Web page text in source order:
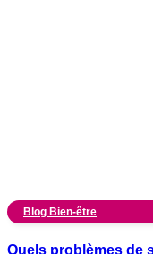
Blog Bien-être
Quels problèmes de